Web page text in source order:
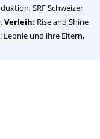
SRF Schweizer
Verleih: Rise and Shine
und ihre Eltern,